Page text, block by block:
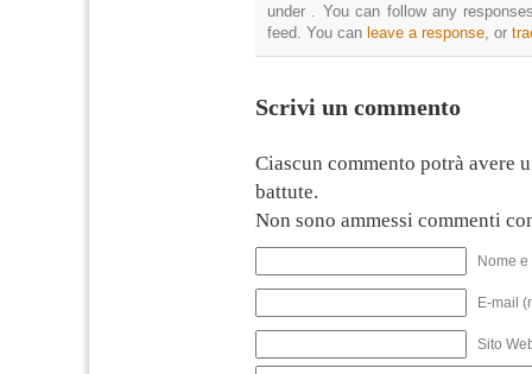
under . You can follow any
feed. You can leave a response, or
Scrivi un commento
Ciascun commento potrà avere
battute.
Non sono ammessi commenti
Nome
E-mail
Sito